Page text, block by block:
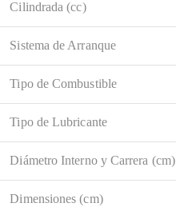
Cilindrada (cc)
Sistema de Arranque
Tipo de Combustible
Tipo de Lubricante
Diámetro Interno y Carrera (cm)
Dimensiones (cm)